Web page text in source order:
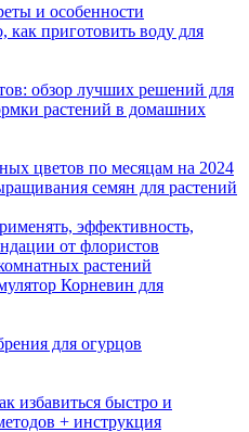
и особенности
как приготовить воду для
обзор лучших решений для
растений в домашних
цветов по месяцам на 2024
семян для растений
эффективность,
от флористов
Корневин для
для огурцов
избавиться быстро и
+ инструкция